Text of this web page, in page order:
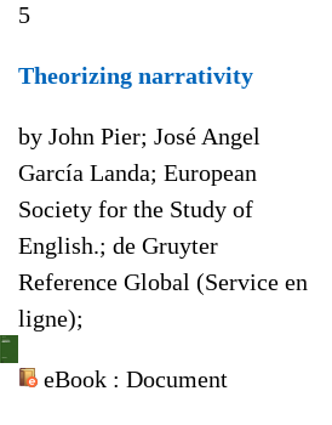
5
Theorizing narrativity
by John Pier; José Angel
García Landa; European
Society for the Study of
English.; de Gruyter
Reference Global (Service en
ligne);
eBook : Document